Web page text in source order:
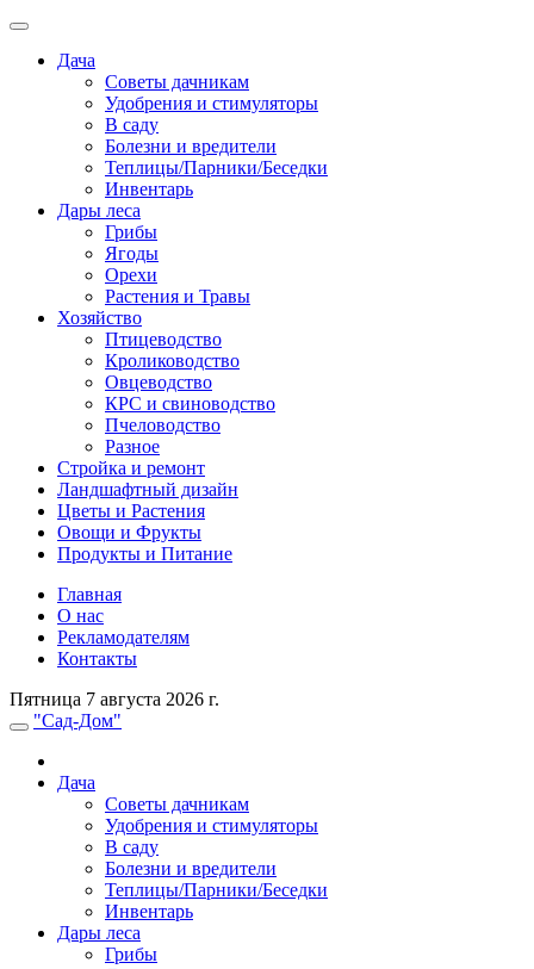
Дача
Советы дачникам
Удобрения и стимуляторы
В саду
Болезни и вредители
Теплицы/Парники/Беседки
Инвентарь
Дары леса
Грибы
Ягоды
Орехи
Растения и Травы
Хозяйство
Птицеводство
Кролиководство
Овцеводство
КРС и свиноводство
Пчеловодство
Разное
Стройка и ремонт
Ландшафтный дизайн
Цветы и Растения
Овощи и Фрукты
Продукты и Питание
Главная
О нас
Рекламодателям
Контакты
Пятница 7 августа 2026 г.
"Сад-Дом"
Дача
Советы дачникам
Удобрения и стимуляторы
В саду
Болезни и вредители
Теплицы/Парники/Беседки
Инвентарь
Дары леса
Грибы